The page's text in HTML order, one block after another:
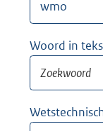
Woord in